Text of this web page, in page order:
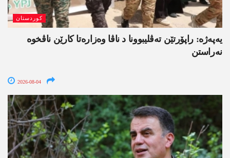
کوردستان
یەپەژە: راپۆرتێن تەڤلیبوونا د ناڤا وەزارەتا کارێن ناڤخوە
نەراستن
2026-08-04